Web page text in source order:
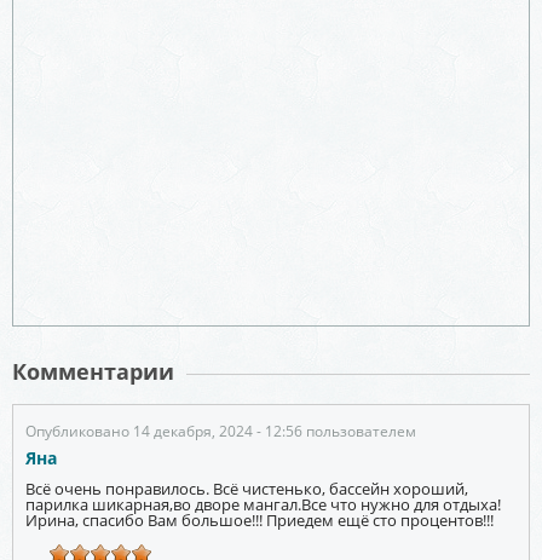
Комментарии
Опубликовано 14 декабря, 2024 - 12:56 пользователем
Яна
Всё очень понравилось. Всё чистенько, бассейн хороший,
парилка шикарная,во дворе мангал.Все что нужно для отдыха!
Ирина, спасибо Вам большое!!! Приедем ещё сто процентов!!!